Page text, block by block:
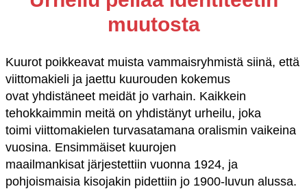
muutosta
Kuurot poikkeavat muista vammaisryhmistä siinä, että
viittomakieli ja jaettu kuurouden kokemus
ovat yhdistäneet meidät jo varhain. Kaikkein
tehokkaimmin meitä on yhdistänyt urheilu, joka
toimi viittomakielen turvasatamana oralismin vaikeina
vuosina. Ensimmäiset kuurojen
maailmankisat järjestettiin vuonna 1924, ja
pohjoismaisia kisojakin pidettiin jo 1900-luvun alussa.